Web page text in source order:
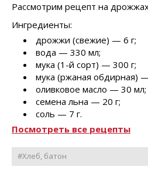
Рассмотрим рецепт на
Ингредиенты:
дрожжи (свежие) — 6 г;
вода — 330 мл;
мука (1-й сорт) — 300 г;
мука (ржаная обдирная)
оливковое масло — 30 мл;
семена льна — 20 г;
соль — 7 г.
Посмотреть все рецепты
#Хлеб, батон